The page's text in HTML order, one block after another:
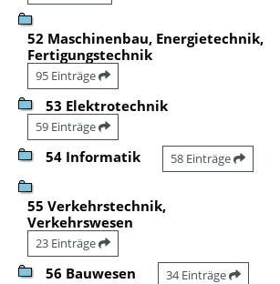
52 Maschinenbau, Energietechnik,
Fertigungstechnik
95 Einträge
53 Elektrotechnik
59 Einträge
54 Informatik 58 Einträge
55 Verkehrstechnik,
Verkehrswesen
23 Einträge
56 Bauwesen 34 Einträge